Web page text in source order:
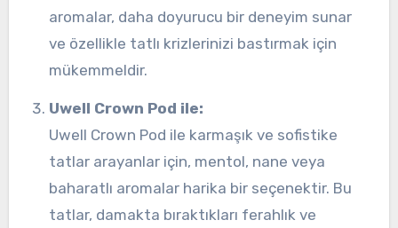
aromalar, daha doyurucu bir deneyim sunar
ve özellikle tatlı krizlerinizi bastırmak için
mükemmeldir.
Uwell Crown Pod ile:
Uwell Crown Pod ile karmaşık ve sofistike
tatlar arayanlar için, mentol, nane veya
baharatlı aromalar harika bir seçenektir. Bu
tatlar, damakta bıraktıkları ferahlık ve